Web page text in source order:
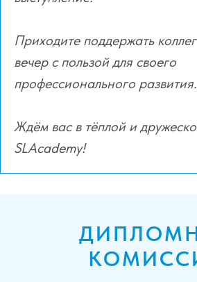
Приходите поддержать
вечер с пользой для своего
профессионального развития.
Ждём вас в тёплой и
SLAcademy!